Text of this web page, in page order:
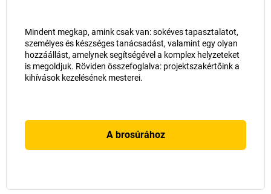
Mindent megkap, amink csak van: sokéves tapasztalatot,
személyes és készséges tanácsadást, valamint egy olyan
hozzáállást, amelynek segítségével a komplex helyzeteket
is megoldjuk. Röviden összefoglalva: projektszakértőink a
kihívások kezelésének mesterei.
A brosúrához